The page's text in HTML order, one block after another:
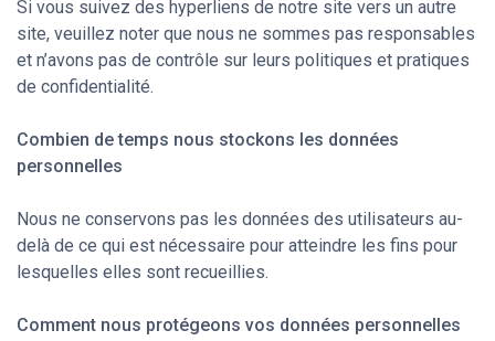
Si vous suivez des hyperliens de notre site vers un autre
site, veuillez noter que nous ne sommes pas responsables
et n’avons pas de contrôle sur leurs politiques et pratiques
de confidentialité.
Combien de temps nous stockons les données
personnelles
Nous ne conservons pas les données des utilisateurs au-
delà de ce qui est nécessaire pour atteindre les fins pour
lesquelles elles sont recueillies.
Comment nous protégeons vos données personnelles